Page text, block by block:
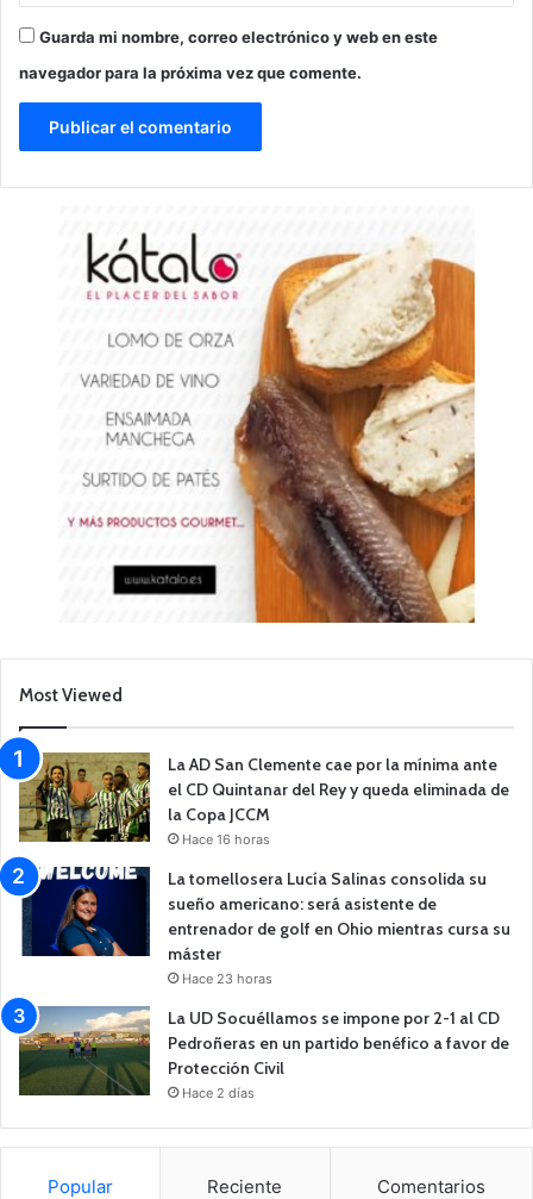
Guarda mi nombre, correo electrónico y web en este
navegador para la próxima vez que comente.
Most Viewed
La AD San Clemente cae por la mínima ante
el CD Quintanar del Rey y queda eliminada de
la Copa JCCM
Hace 16 horas
La tomellosera Lucía Salinas consolida su
sueño americano: será asistente de
entrenador de golf en Ohio mientras cursa su
máster
Hace 23 horas
La UD Socuéllamos se impone por 2-1 al CD
Pedroñeras en un partido benéfico a favor de
Protección Civil
Hace 2 días
Popular Reciente Comentarios